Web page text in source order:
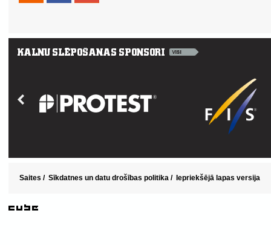
Saites / Sīkdatnes un datu drošības politika / Iepriekšējā lapas versija